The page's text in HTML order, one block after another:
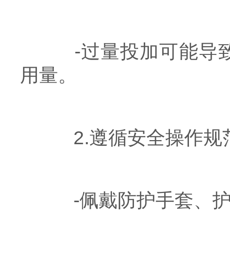
-过量投加可能导致
用量。
2.遵循安全操作规
-佩戴防护手套、护